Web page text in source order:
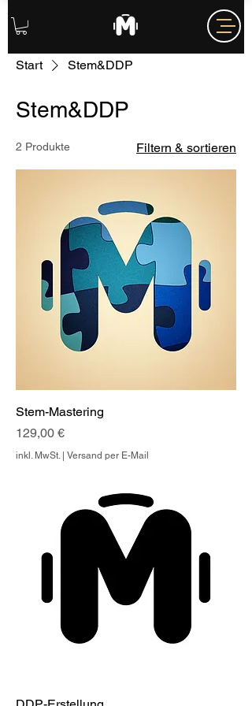
Start Stem&DDP
Stem&DDP
2 Produkte Filtern & sortieren
Stem-Mastering
Preis
129,00 €
inkl. MwSt.| Versand per E-Mail